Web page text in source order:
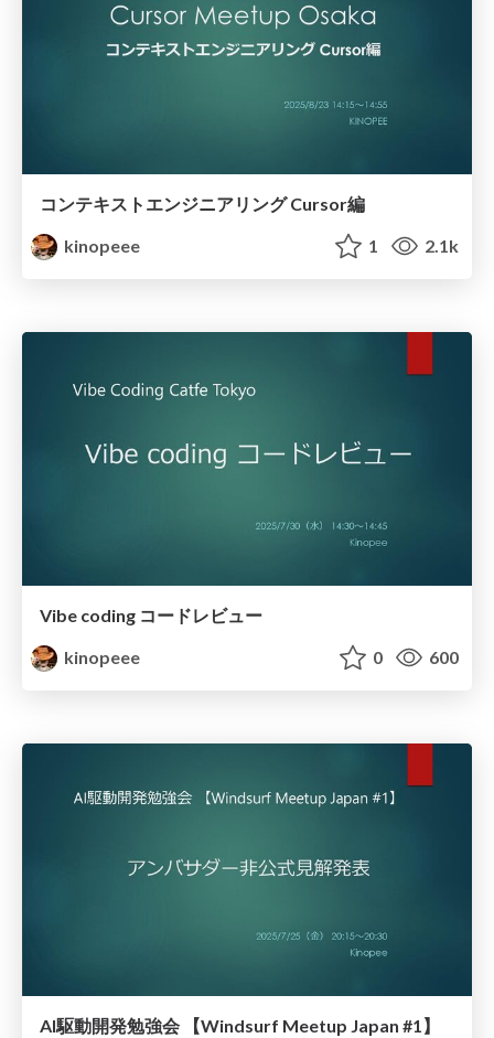
コンテキストエンジニアリング Cursor編
kinopeee
1 2.1k
Vibe coding コードレビュー
kinopeee
0 600
AI駆動開発勉強会 【Windsurf Meetup Japan #1】